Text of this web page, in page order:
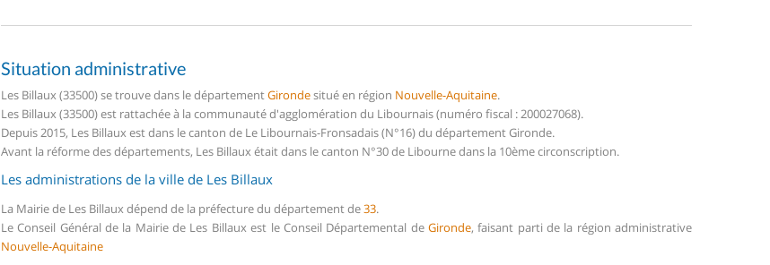
Situation administrative
Les Billaux (33500) se trouve dans le départementGirondesitué en région Nouvelle-Aquitaine.
Les Billaux (33500) est rattachée à la communauté d'agglomération du Libournais (numéro fiscal : 200027068).
Depuis 2015, Les Billaux est dans le canton de Le Libournais-Fronsadais (N°16) du département Gironde.
Avant la réforme des départements, Les Billaux était dans le canton N°30 de Libourne dans la 10ème circonscription.
Les administrations de la ville de Les Billaux
La Mairie de Les Billaux dépend de la préfecture du département de33.
Le Conseil Général de la Mairie de Les Billaux est le Conseil Départemental de Gironde, faisant parti de la région administrative
Nouvelle-Aquitaine